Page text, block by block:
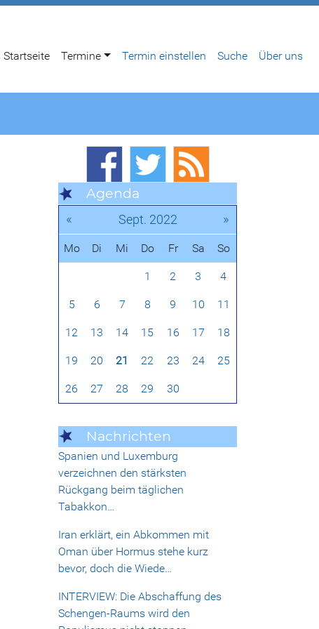
Startseite Termine Termin einstellen Suche Über uns
Agenda
« Sept. 2022 »
Mo Di Mi Do Fr Sa So
1 2 3 4
5 6 7 8 9 10 11
12 13 14 15 16 17 18
19 20 21 22 23 24 25
26 27 28 29 30
Nachrichten
Spanien und Luxemburg
verzeichnen den stärksten
Rückgang beim täglichen
Tabakkon…
Iran erklärt, ein Abkommen mit
Oman über Hormus stehe kurz
bevor, doch die Wiede…
INTERVIEW: Die Abschaffung des
Schengen-Raums wird den